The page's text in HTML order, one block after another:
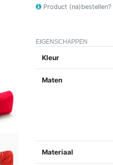
Product (na)bestellen?
EIGENSCHAPPEN
Kleur
Maten
Materiaal